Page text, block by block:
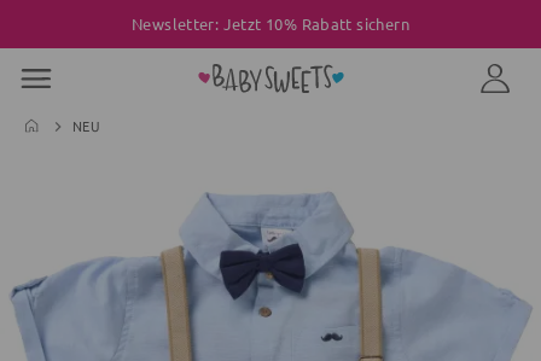
Newsletter: Jetzt 10% Rabatt sichern
NEU